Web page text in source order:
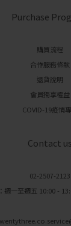
Purchase
購買流程
合作服務條款
退貨說明
會員獨享權益
COVID-19疫情
Contact us
02-2507-2123
週一至週五 10:00 -